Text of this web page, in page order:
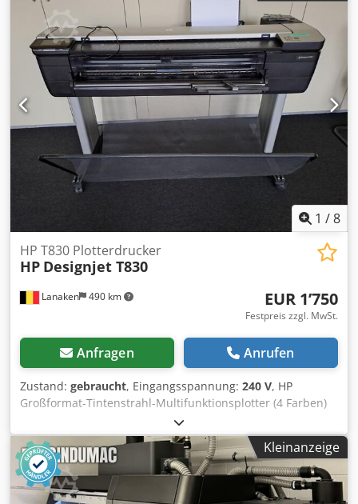
1 /8
Lanaken 490 km
HP T830 Plotterdrucker
HP Designjet T830
EUR 1’750
Festpreis zzgl. MwSt.
Anfragen Anrufen
Zustand: gebraucht, Eingangsspannung: 240 V, HP
Großformat-Tintenstrahl-Multifunktionsplotter (4 Farben)
Dwjdpfx Acsyipt Dshoa Typ F9A30A
Drucken/Scannen/Kopieren Touchscreen Druckformate:
A1, A2, A3, A4 Druckgeschwindigkeit A1: 25 Sek./Seite bzw.
81 Seiten/Stunde
Kleinanzeige